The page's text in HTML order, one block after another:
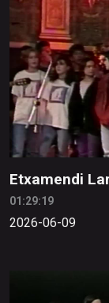
Etxamendi
01:29:19
2026-06-09